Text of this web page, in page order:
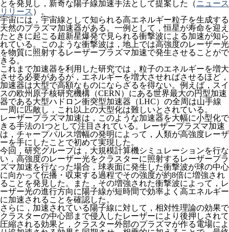
とを発見し，新奇な陽子線加速手法として提案した（ニュース
リリース ）。
宇宙には，宇宙線として知られる高エネルギー粒子を生成する
天然のプラズマ加速器がある。一例として，恒星が寿命を迎え
たときに起こる超新星爆発で見られる衝撃波による加速が知ら
れている。このような衝撃波は，地上では高強度のレーザー光
を物質に照射するレーザープラズマ加速で発生させることがで
きる。
これまで加速器を利用した研究では，粒子のエネルギーを増大
させる必要があるが，エネルギーを増大させればさせるほど，
加速器は大型で高額なものにならざるを得ない。例えば，スイ
スの欧州原子核研究機構（CERN）にある世界最大の円型加速
器である大型ハドロン衝突型加速器（LHC）の全周は山手線
一周に匹敵し，これ以上の大型化は難しいとされている。
レーザープラズマ加速は，このような加速器を大幅に小型化で
きる手法の1つとして注目されている。レーザープラズマ加速
は，チャープパルス増幅の発明によって，人類が高強度レーザ
ーを手にしたことで初めて実現した。
今回，研究グループは，大規模計算機シミュレーションを行な
い，高強度のレーザー光をクラスターに照射するレーザープラ
ズマ加速を行なった場合，球表面に発生した衝撃波が球の中心
に向かって伝播・収束する過程でその強度が約8倍に増強され
ることを発見した。また，その増強された衝撃波によって，レ
ーザー光の進行方向に陽子線が短時間で効率よく高エネルギー
に加速されることを確認した。
さらに，加速されている陽子線に対して，相対性理論の効果で
クラスターの中心部まで侵入したレーザーにより後押しされて
圧縮される効果と，クラスター外部のプラズマが作る電場によ